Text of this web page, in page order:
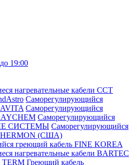
нагревательные кабели ССТ
Саморегулирующийся
Саморегулирующийся
Саморегулирующийся
СИСТЕМЫ Саморегулирующийся
(США)
греющий кабель FINE KOREA
нагревательные кабели BARTEC
TERM Греющий кабель